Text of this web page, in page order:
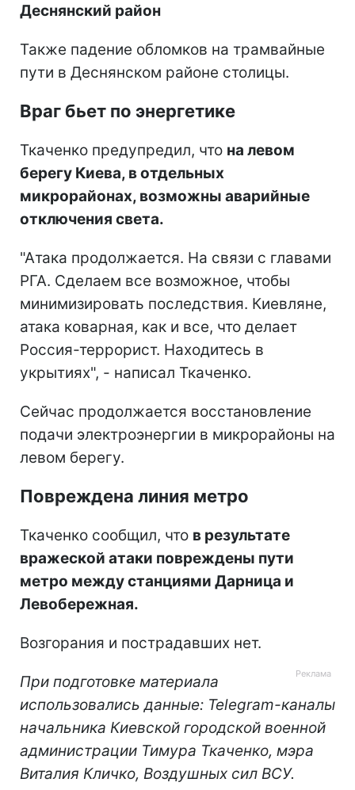
Деснянский район
Также падение обломков на трамвайные
пути в Деснянском районе столицы.
Враг бьет по энергетике
Ткаченко предупредил, что на левом
берегу Киева, в отдельных
микрорайонах, возможны аварийные
отключения света.
"Атака продолжается. На связи с главами
РГА. Сделаем все возможное, чтобы
минимизировать последствия. Киевляне,
атака коварная, как и все, что делает
Россия-террорист. Находитесь в
укрытиях", - написал Ткаченко.
Сейчас продолжается восстановление
подачи электроэнергии в микрорайоны на
левом берегу.
Повреждена линия метро
Ткаченко сообщил, что в результате
вражеской атаки повреждены пути
метро между станциями Дарница и
Левобережная.
Возгорания и пострадавших нет.
При подготовке материала
использовались данные: Telegram-каналы
начальника Киевской городской военной
администрации Тимура Ткаченко, мэра
Виталия Кличко, Воздушных сил ВСУ.